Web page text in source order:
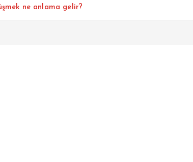
ne anlama gelir?